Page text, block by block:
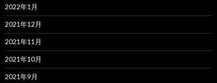
2022年1月
2021年12月
2021年11月
2021年10月
2021年9月